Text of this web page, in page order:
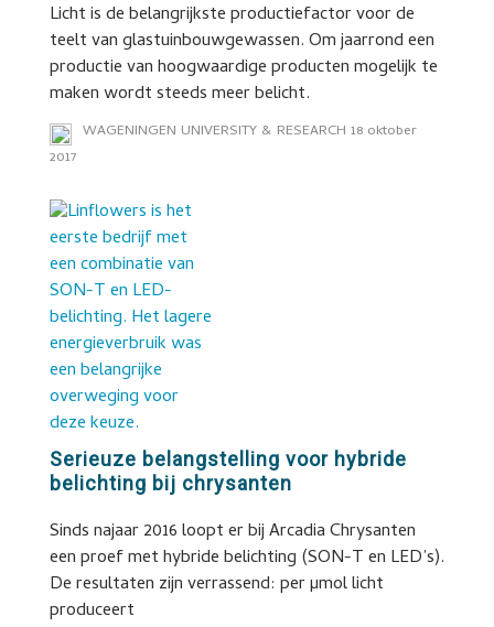
Licht is de belangrijkste productiefactor voor de
teelt van glastuinbouwgewassen. Om jaarrond een
productie van hoogwaardige producten mogelijk te
maken wordt steeds meer belicht.
WAGENINGEN UNIVERSITY & RESEARCH 18 oktober
2017
Serieuze belangstelling voor hybride
belichting bij chrysanten
Sinds najaar 2016 loopt er bij Arcadia Chrysanten
een proef met hybride belichting (SON-T en LED’s).
De resultaten zijn verrassend: per µmol licht
produceert